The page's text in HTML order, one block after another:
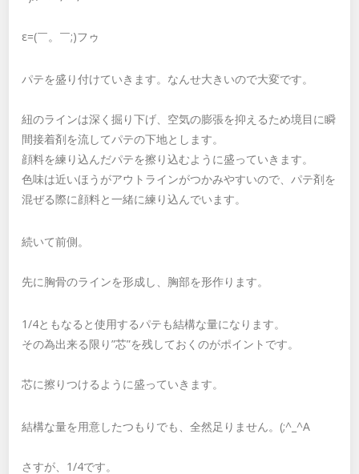
ε=(￣。￣;)フゥ
パテを盛り付けていきます。なんせ大きいので大変です。
紐のラインは深く掘り下げ、空気の膨張を抑えるため境目に瞬
間接着剤を流してパテの下地とします。
顔料を練り込んだパテを擦り込むように盛っていきます。
色味は近いほうがアウトラインがつかみやすいので、パテ剤を
混ぜる際に顔料と一緒に練り込んでいます。
続いて前側。
先に胸骨のラインを形成し、胸部を形作ります。
1/4ともなると使用するパテも結構な量になります。
その為出来る限り”芯”を残しておくのがポイントです。
芯に擦りつけるように盛っていきます。
結構な量を用意したつもりでも、全然足りません。(;^_^A
さすが、1/4です。